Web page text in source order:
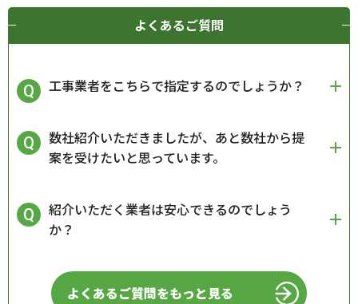
よくあるご質問
工事業者をこちらで指定するのでしょうか？
数社紹介いただきましたが、あと数社から提
案を受けたいと思っています。
紹介いただく業者は安心できるのでしょう
か？
よくあるご質問をもっと見る